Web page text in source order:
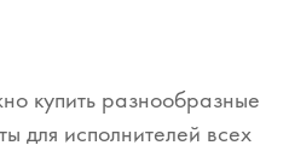
купить разнообразные
для исполнителей всех